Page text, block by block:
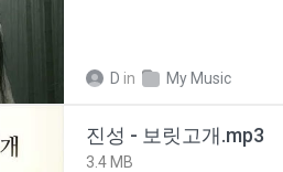
D in My Music
진성 - 보릿고개.mp3
3.4 MB